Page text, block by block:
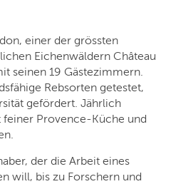
einer der grössten
Eichenwäldern Château
seinen 19 Gästezimmern.
Rebsorten getestet,
gefördert. Jährlich
feiner Provence-Küche und
der die Arbeit eines
will, bis zu Forschern und